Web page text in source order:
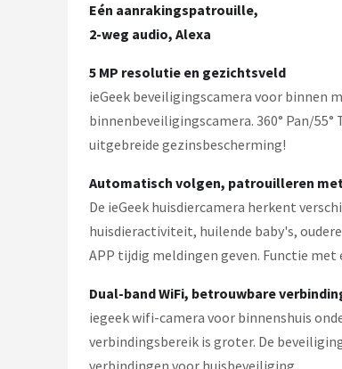
Eén aanrakingspatrouille,
2-weg audio, Alexa
5 MP resolutie en gezichtsveld
ieGeek beveiligingscamera voor binnen
binnenbeveiligingscamera. 360° Pan/
uitgebreide gezinsbescherming!
Automatisch volgen, patrouilleren
De ieGeek huisdiercamera herkent
huisdieractiviteit, huilende baby's,
APP tijdig meldingen geven. Functie
Dual-band WiFi, betrouwbare
iegeek wifi-camera voor binnenshuis
verbindingsbereik is groter. De
verbindingen voor huisbeveiliging.